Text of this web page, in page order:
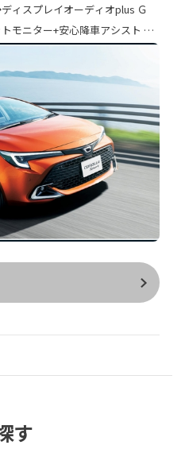
スプレイオーディオplus Ｇ
モニター+安心降車アシスト ◆
方接近車両） ◆ＬＥＤフロント
ーオプション）選択時 給電ア
ィカラー：アティチュードブラ
ールマイカ 別途￥７７,０００
プション代金がかかります※
す